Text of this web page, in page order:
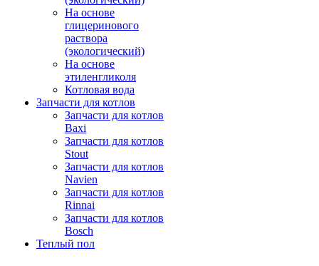
На основе
глицеринового
раствора
(экологический)
На основе
этиленгликоля
Котловая вода
Запчасти для котлов
Запчасти для котлов
Baxi
Запчасти для котлов
Stout
Запчасти для котлов
Navien
Запчасти для котлов
Rinnai
Запчасти для котлов
Bosch
Теплый пол